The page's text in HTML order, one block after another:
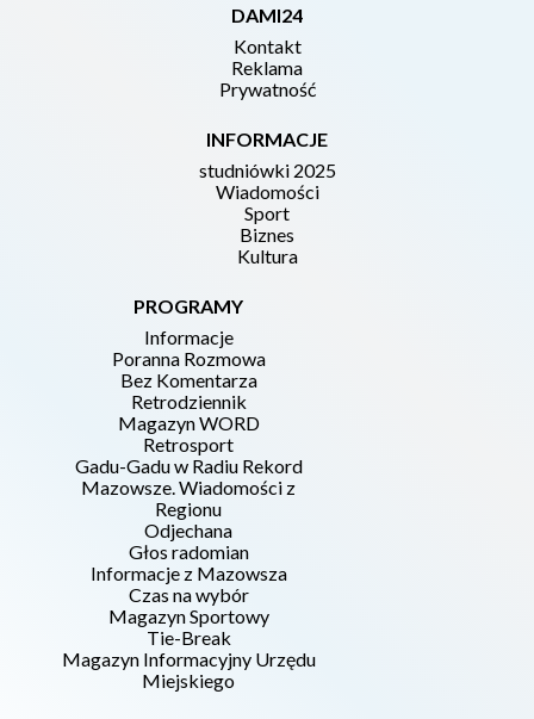
DAMI24
Kontakt
Reklama
Prywatność
INFORMACJE
studniówki 2025
Wiadomości
Sport
Biznes
Kultura
PROGRAMY
Informacje
Poranna Rozmowa
Bez Komentarza
Retrodziennik
Magazyn WORD
Retrosport
Gadu-Gadu w Radiu Rekord
Mazowsze. Wiadomości z
Regionu
Odjechana
Głos radomian
Informacje z Mazowsza
Czas na wybór
Magazyn Sportowy
Tie-Break
Magazyn Informacyjny Urzędu
Miejskiego